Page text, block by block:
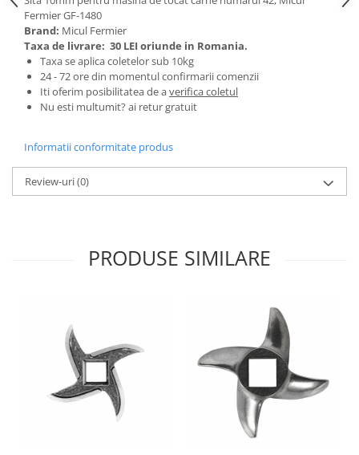
Tractoraș de tuns gazonul
Zootehnie
Incubatoare, oparitoare si
deplumatoare
Echipamente pentru animale
Aparate de tuns animale
animale
Tarcuri animale
Semanatori
Casute gradina si cutii depozitare
Lopeti zapada
Zdrobitoare si teascuri
Teascuri
Zdrobitoare electrice
Fermier GF-1480
Brand: Micul Fermier
Taxa de livrare: 30 LEI oriunde in Romania.
Taxa se aplica coletelor sub 10kg
24 - 72 ore din momentul confirmarii comenzii
Iti oferim posibilitatea de averifica coletul
Nu esti multumit? ai retur gratuit
Informatii conformitate produs
Review-uri(0)
PRODUSE SIMILARE